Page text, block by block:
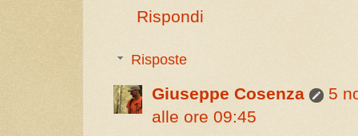
Rispondi
Risposte
Giuseppe Cosenza
5
alle ore 09:45